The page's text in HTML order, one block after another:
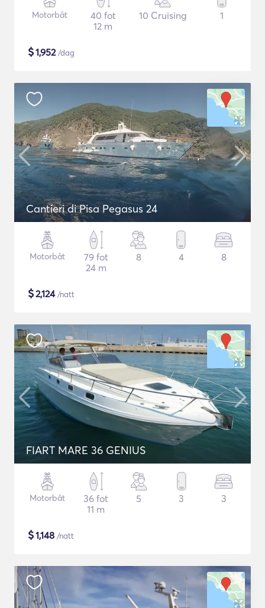
Motorbåt
40 fot
12 m
10 Cruising 1
$1,952/dag
Cantieri di Pisa Pegasus 24
Motorbåt
79 fot
24 m
8 4 8
$2,124/natt
FIART MARE 36 GENIUS
Motorbåt
36 fot
11 m
5 3 3
$1,148 /natt